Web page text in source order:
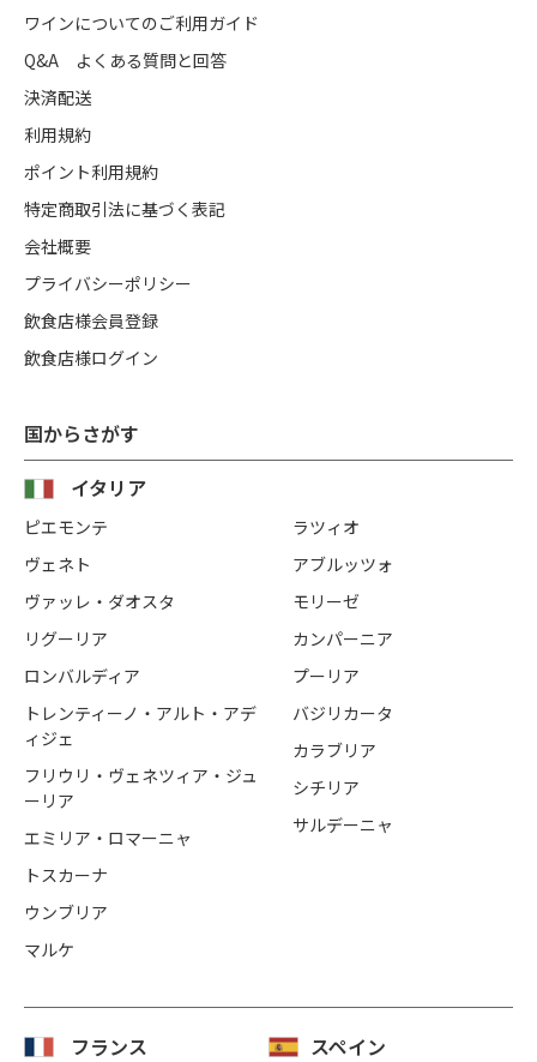
国からさがす
イタリア
ピエモンテ
ヴェネト
ヴァッレ・ダオスタ
リグーリア
ロンバルディア
トレンティーノ・アルト・アデ
ィジェ
フリウリ・ヴェネツィア・ジュ
ーリア
エミリア・ロマーニャ
トスカーナ
ウンブリア
マルケ
ラツィオ
アブルッツォ
モリーゼ
カンパーニア
プーリア
バジリカータ
カラブリア
シチリア
サルデーニャ
フランス
スペイン
ワインについてのご利用ガイド
Q&A よくある質問と回答
決済配送
利用規約
ポイント利用規約
特定商取引法に基づく表記
会社概要
プライバシーポリシー
飲食店様会員登録
飲食店様ログイン